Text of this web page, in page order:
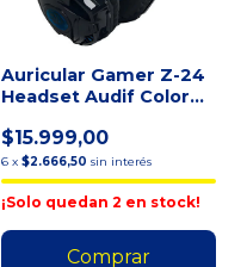
Auricular Gamer Z-24
Headset Audif Color
$15.999,00
6 x $2.666,50 sin interés
¡Solo quedan 2 en stock!